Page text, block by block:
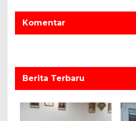
s
s
Komentar
Berita Terbaru